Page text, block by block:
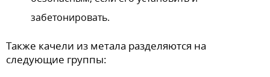
забетонировать.
Также качели из метала разделяются на
следующие группы: